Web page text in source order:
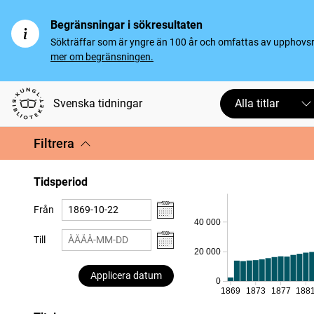
Begränsningar i sökresultaten
Sökträffar som är yngre än 100 år och omfattas av
mer om begränsningen.
Svenska tidningar Alla titlar
Filtrera
Tidsperiod
Från
Till
Applicera datum
0
20 000
40 000
1869 1873 1877 1881